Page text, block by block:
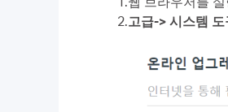
2.고급-> 시스템